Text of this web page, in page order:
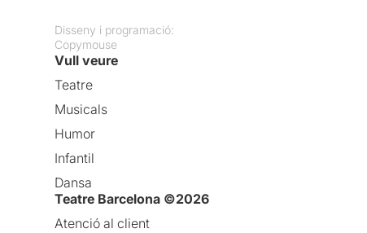
Disseny i programació:
Copymouse
Vull veure
Teatre
Musicals
Humor
Infantil
Dansa
Teatre Barcelona ©2026
Atenció al client